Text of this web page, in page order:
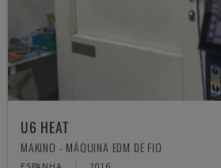
U6 HEAT
MAKINO - MÁQUINA EDM DE FIO